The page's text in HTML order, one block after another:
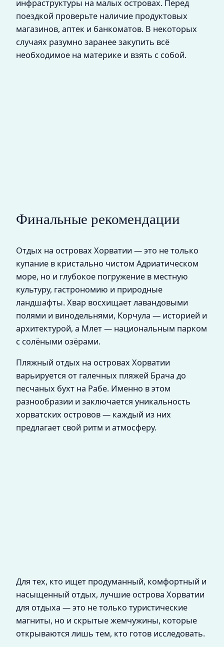
инфраструктуры на малых островах. Перед
поездкой проверьте наличие продуктовых
магазинов, аптек и банкоматов. В некоторых
случаях разумно заранее закупить всё
необходимое на материке и взять с собой.
Финальные рекомендации
Отдых на островах Хорватии — это не только
купание в кристально чистом Адриатическом
море, но и глубокое погружение в местную
культуру, гастрономию и природные
ландшафты. Хвар восхищает лавандовыми
полями и винодельнями, Корчула — историей и
архитектурой, а Млет — национальным парком
с солёными озёрами.
Пляжный отдых на островах Хорватии
варьируется от галечных пляжей Брача до
песчаных бухт на Рабе. Именно в этом
разнообразии и заключается уникальность
хорватских островов — каждый из них
предлагает свой ритм и атмосферу.
Для тех, кто ищет продуманный, комфортный и
насыщенный отдых, лучшие острова Хорватии
для отдыха — это не только туристические
магниты, но и скрытые жемчужины, которые
открываются лишь тем, кто готов исследовать.